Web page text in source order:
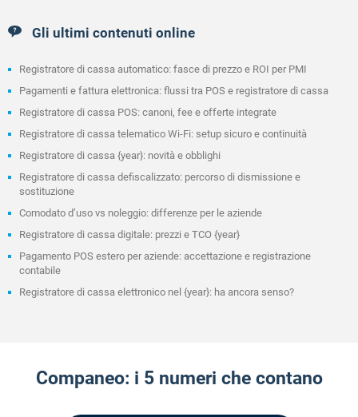
Gli ultimi contenuti online
Registratore di cassa automatico: fasce di prezzo e ROI per PMI
Pagamenti e fattura elettronica: flussi tra POS e registratore di cassa
Registratore di cassa POS: canoni, fee e offerte integrate
Registratore di cassa telematico Wi-Fi: setup sicuro e continuità
Registratore di cassa {year}: novità e obblighi
Registratore di cassa defiscalizzato: percorso di dismissione e
sostituzione
Comodato d’uso vs noleggio: differenze per le aziende
Registratore di cassa digitale: prezzi e TCO {year}
Pagamento POS estero per aziende: accettazione e registrazione
contabile
Registratore di cassa elettronico nel {year}: ha ancora senso?
Companeo: i 5 numeri che contano